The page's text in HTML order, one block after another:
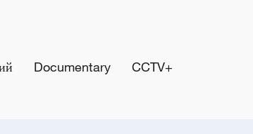
Documentary CCTV+